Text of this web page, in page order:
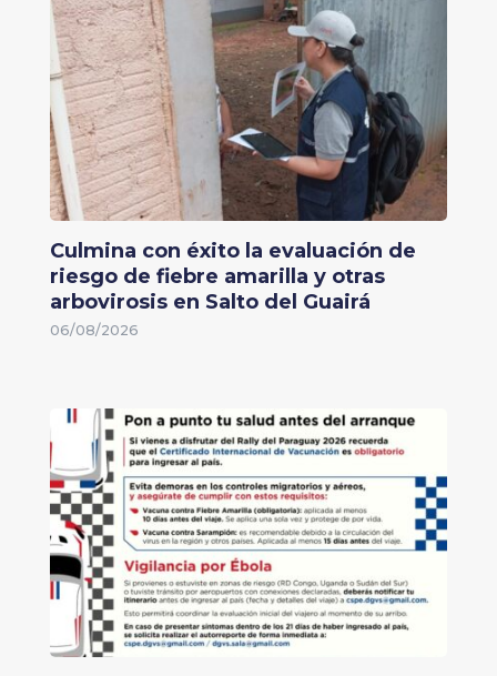
Culmina con éxito la evaluación de
riesgo de fiebre amarilla y otras
arbovirosis en Salto del Guairá
06/08/2026